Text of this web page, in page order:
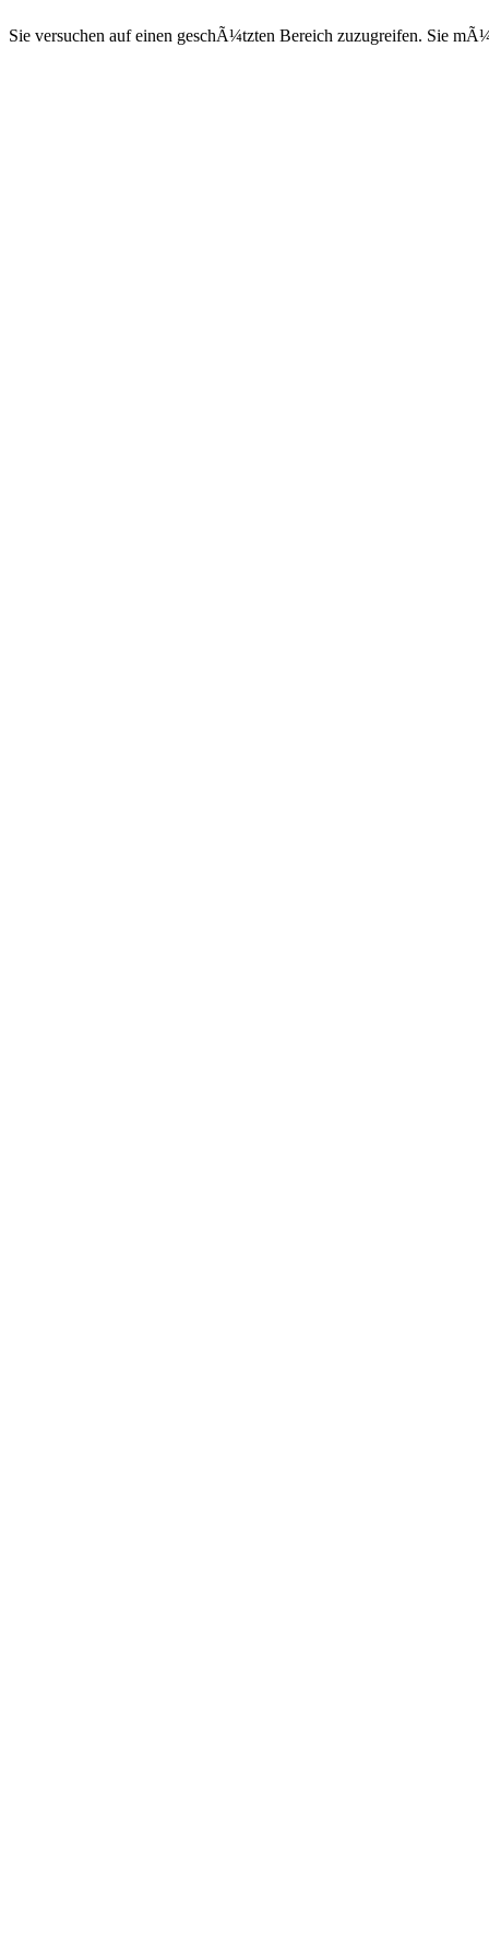
Sie versuchen auf einen geschÃ¼tzten Bereich zuzugreifen. Sie